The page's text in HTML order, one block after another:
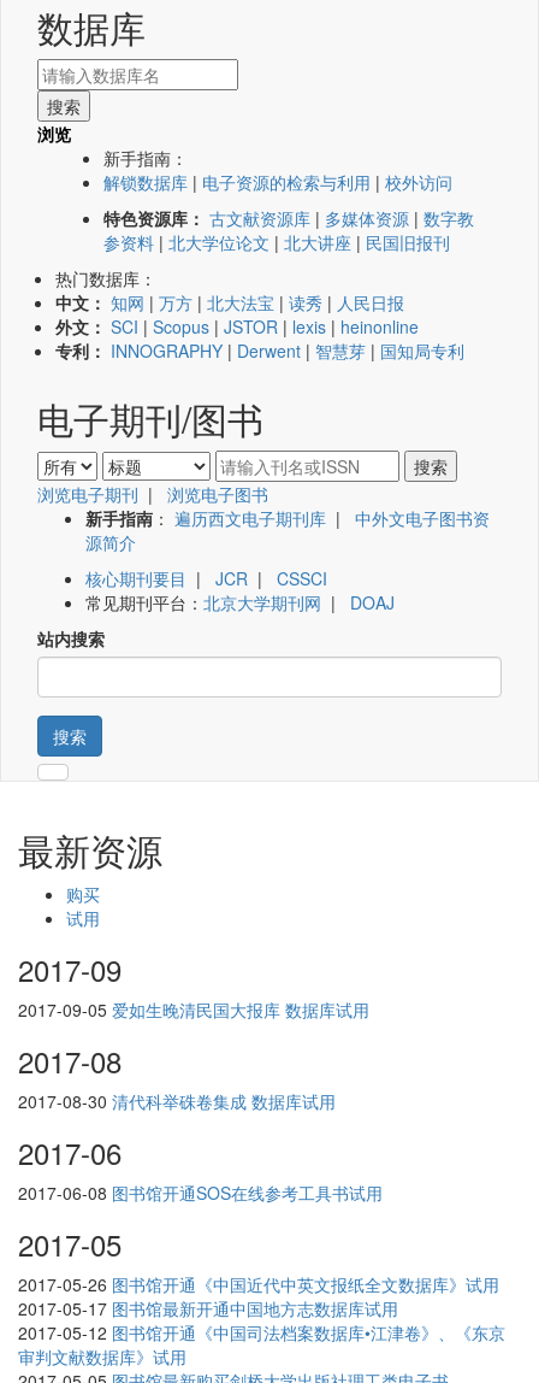
数据库
浏览
新手指南：
解锁数据库 | 电子资源的检索与利用 | 校外访问
特色资源库： 古文献资源库 | 多媒体资源 | 数字教
参资料 | 北大学位论文 | 北大讲座 | 民国旧报刊
热门数据库：
中文： 知网 | 万方 | 北大法宝 | 读秀 | 人民日报
外文： SCI | Scopus | JSTOR | lexis | heinonline
专利： INNOGRAPHY | Derwent | 智慧芽 | 国知局专利
电子期刊/图书
浏览电子期刊 | 浏览电子图书
新手指南 ： 遍历西文电子期刊库 | 中外文电子图书资
源简介
核心期刊要目 | JCR | CSSCI
常见期刊平台： 北京大学期刊网 | DOAJ
站内搜索
搜索
最新资源
购买
试用
2017-09
2017-09-05 爱如生晚清民国大报库 数据库试用
2017-08
2017-08-30 清代科举硃卷集成 数据库试用
2017-06
2017-06-08 图书馆开通SOS在线参考工具书试用
2017-05
2017-05-26 图书馆开通《中国近代中英文报纸全文数据库》试用
2017-05-17 图书馆最新开通中国地方志数据库试用
2017-05-12 图书馆开通《中国司法档案数据库•江津卷》、《东京
审判文献数据库》试用